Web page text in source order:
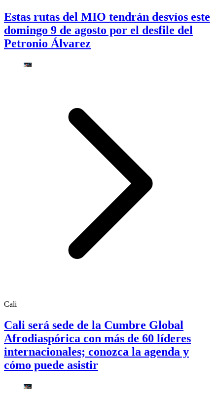
Estas rutas del MIO tendrán desvíos este
domingo 9 de agosto por el desfile del
Petronio Álvarez
Cali
Cali será sede de la Cumbre Global
Afrodiaspórica con más de 60 líderes
internacionales; conozca la agenda y
cómo puede asistir